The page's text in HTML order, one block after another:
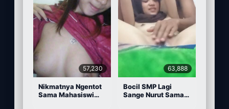
57,230
Nikmatnya Ngentot
Sama Mahasiswi
63,888
Bocil SMP Lagi
Sange Nurut Sama